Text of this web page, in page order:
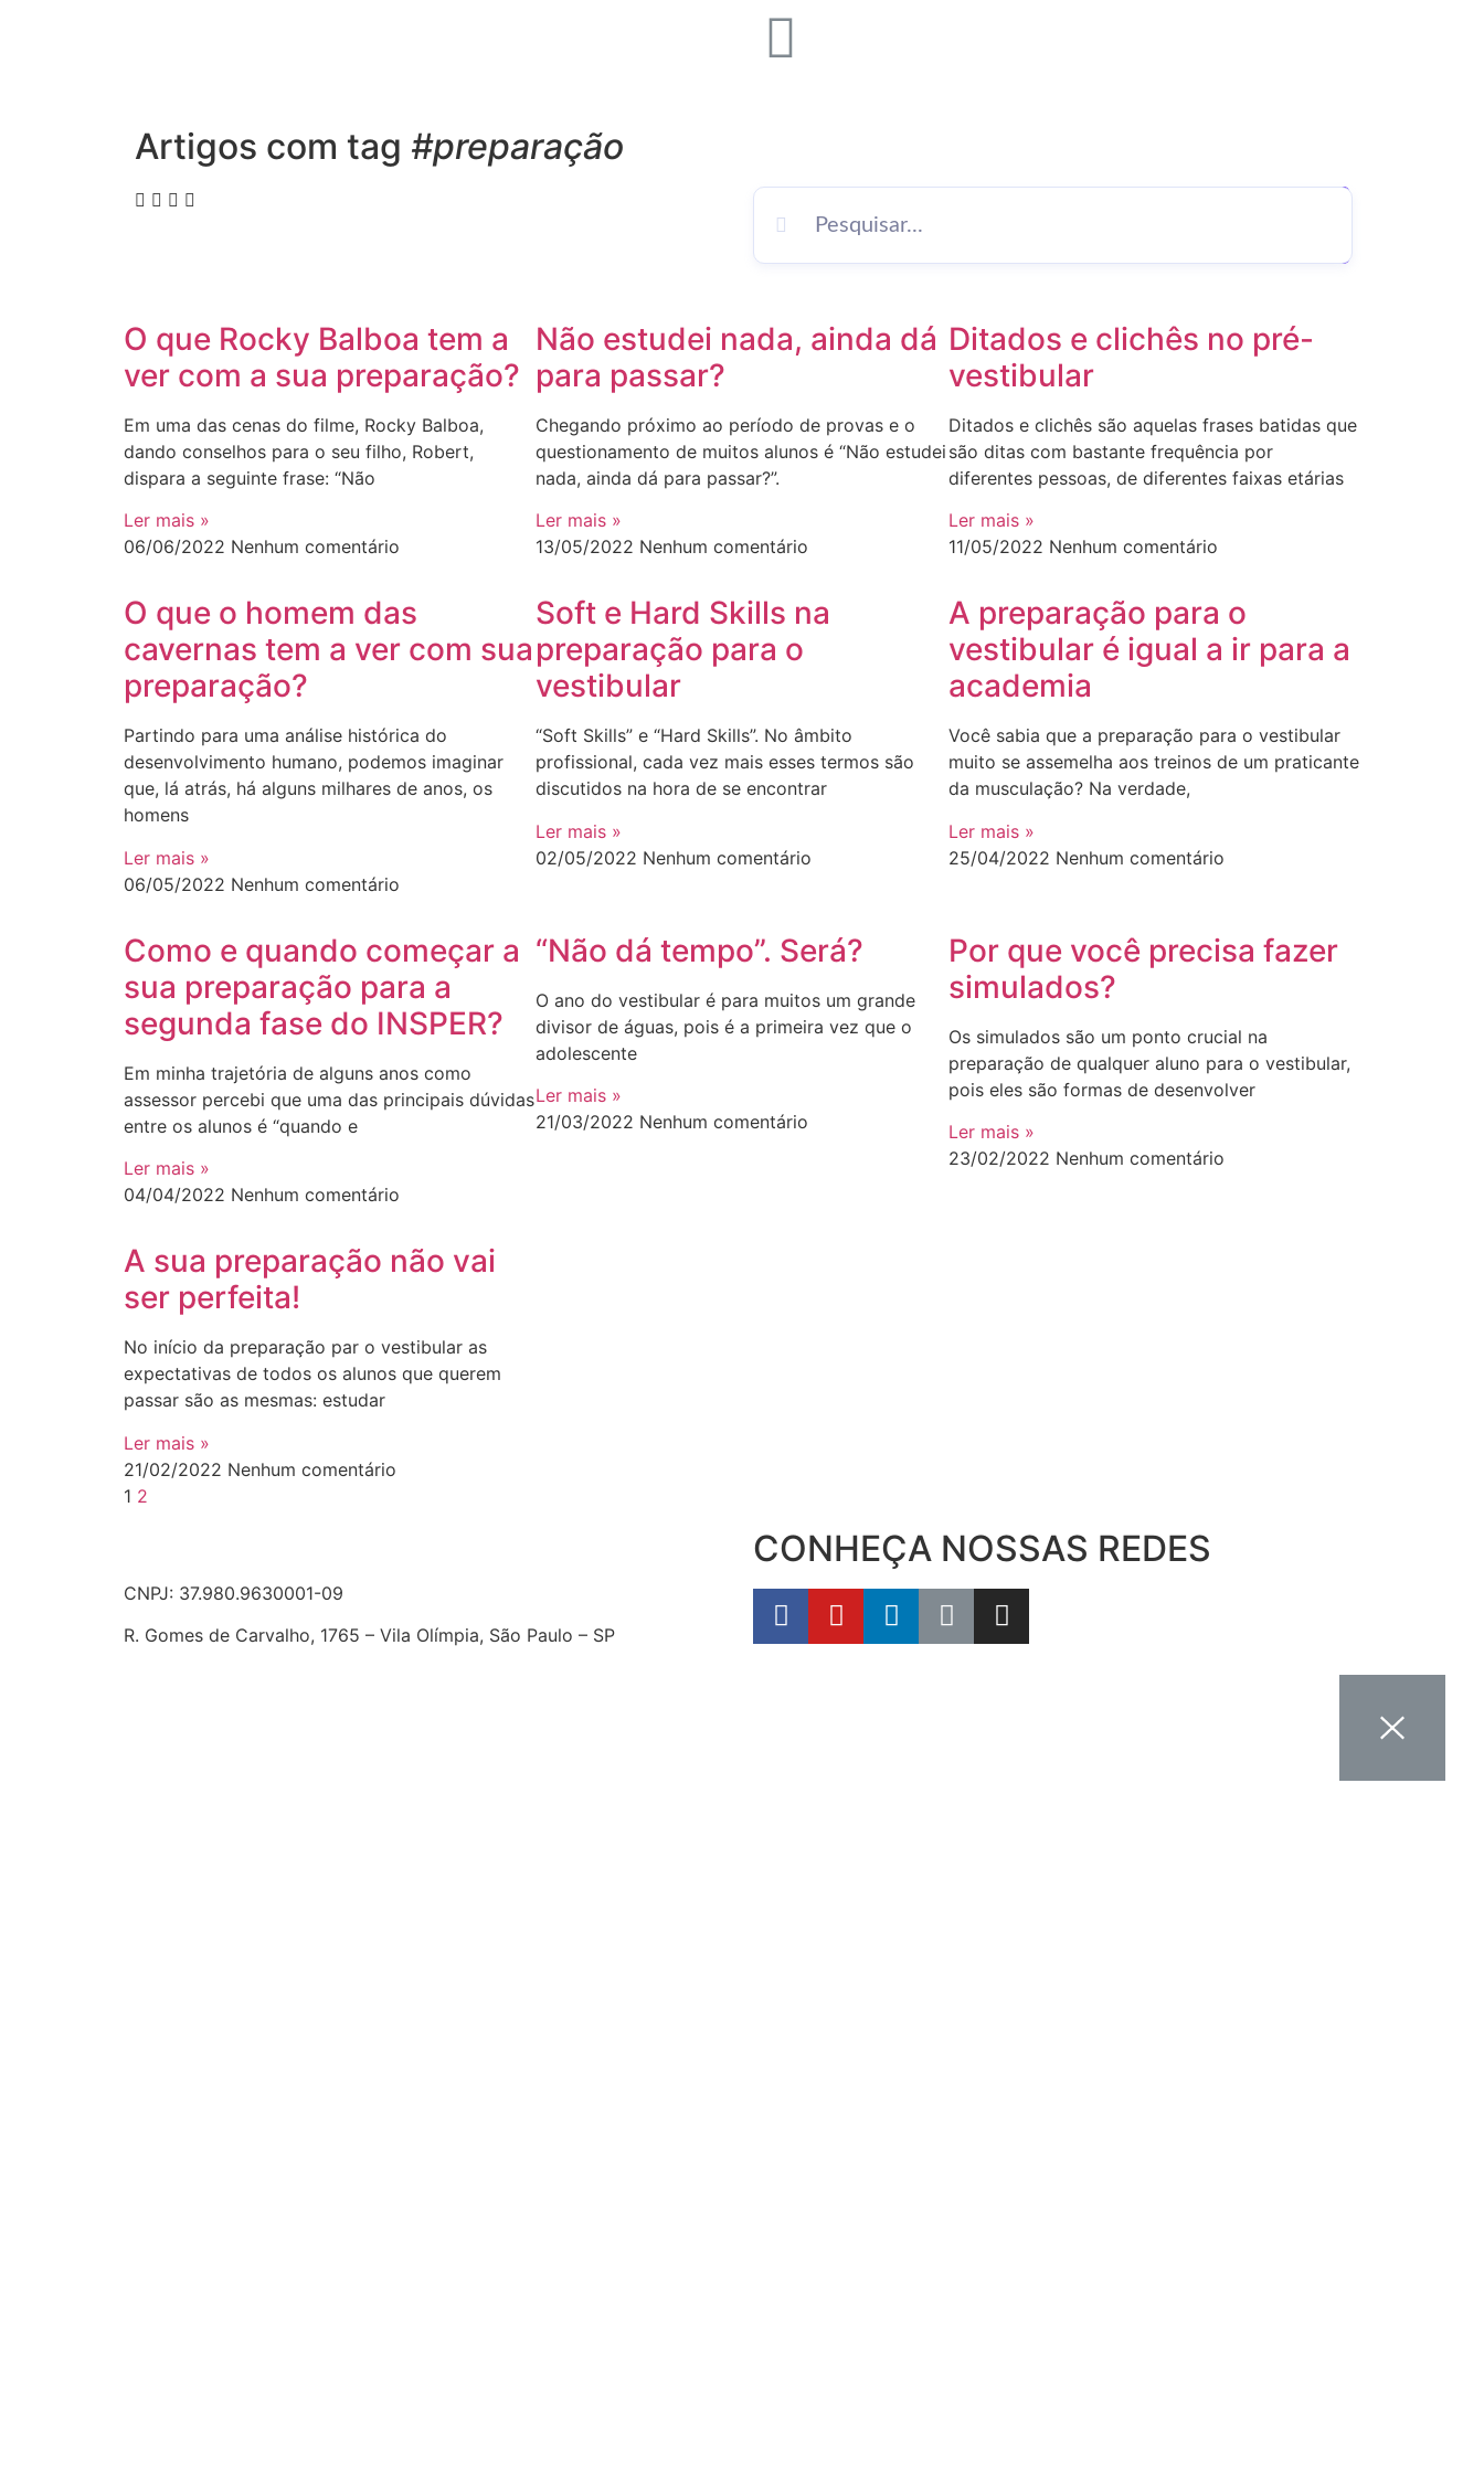
Artigos com tag #preparação
O que Rocky Balboa tem a
ver com a sua preparação?
Em uma das cenas do filme, Rocky Balboa,
dando conselhos para o seu filho, Robert,
dispara a seguinte frase: “Não
Ler mais »
06/06/2022 Nenhum comentário
Não estudei nada, ainda dá
para passar?
Chegando próximo ao período de provas e o
questionamento de muitos alunos é “Não estudei
nada, ainda dá para passar?”.
Ler mais »
13/05/2022 Nenhum comentário
Ditados e clichês no pré-
vestibular
Ditados e clichês são aquelas frases batidas que
são ditas com bastante frequência por
diferentes pessoas, de diferentes faixas etárias
Ler mais »
11/05/2022 Nenhum comentário
O que o homem das
cavernas tem a ver com sua
preparação?
Partindo para uma análise histórica do
desenvolvimento humano, podemos imaginar
que, lá atrás, há alguns milhares de anos, os
homens
Ler mais »
06/05/2022 Nenhum comentário
Soft e Hard Skills na
preparação para o
vestibular
“Soft Skills” e “Hard Skills”. No âmbito
profissional, cada vez mais esses termos são
discutidos na hora de se encontrar
Ler mais »
02/05/2022 Nenhum comentário
A preparação para o
vestibular é igual a ir para a
academia
Você sabia que a preparação para o vestibular
muito se assemelha aos treinos de um praticante
da musculação? Na verdade,
Ler mais »
25/04/2022 Nenhum comentário
Como e quando começar a
sua preparação para a
segunda fase do INSPER?
Em minha trajetória de alguns anos como
assessor percebi que uma das principais dúvidas
entre os alunos é “quando e
Ler mais »
04/04/2022 Nenhum comentário
“Não dá tempo”. Será?
O ano do vestibular é para muitos um grande
divisor de águas, pois é a primeira vez que o
adolescente
Ler mais »
21/03/2022 Nenhum comentário
Por que você precisa fazer
simulados?
Os simulados são um ponto crucial na
preparação de qualquer aluno para o vestibular,
pois eles são formas de desenvolver
Ler mais »
23/02/2022 Nenhum comentário
A sua preparação não vai
ser perfeita!
No início da preparação par o vestibular as
expectativas de todos os alunos que querem
passar são as mesmas: estudar
Ler mais »
21/02/2022 Nenhum comentário
1 2
CNPJ: 37.980.9630001-09
R. Gomes de Carvalho, 1765 – Vila Olímpia, São Paulo – SP
CONHEÇA NOSSAS REDES